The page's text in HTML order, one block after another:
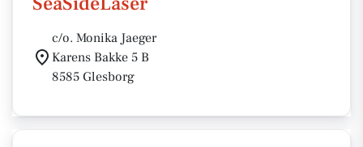
c/o. Monika Jaeger
Karens Bakke 5 B
8585 Glesborg